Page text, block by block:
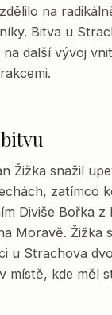
na
Bitva u
na další vývoj
Žižka snažil
zatímco
Diviše Bořka z
Moravě. Žižka
u Strachova
místě, kde měl